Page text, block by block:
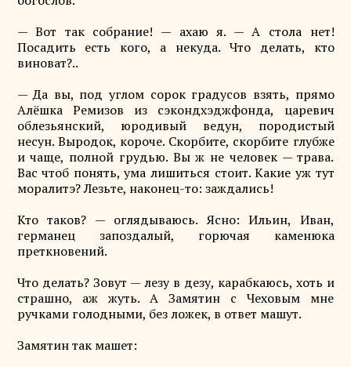
— Вот так собрание! — ахаю я. — А стола нет!
Посадить есть кого, а некуда. Что делать, кто
виноват?..
— Да вы, под углом сорок градусов взять, прямо
Алёшка Ремизов из сэкондхэджфонда, царевич
облезьянский, юродивый ведун, породистый
несун. Выродок, короче. Скорбите, скорбите глубже
и чаще, полной грудью. Вы ж не человек — трава.
Вас чтоб понять, ума лишиться стоит. Какие уж тут
моралитэ? Лезьте, наконец-то: заждались!
Кто таков? — оглядываюсь. Ясно: Ильин, Иван,
германец запоздалый, горючая каменюка
преткновений.
Что делать? Зовут — лезу в дезу, карабкаюсь, хоть и
страшно, аж жуть. А Замятин с Чеховым мне
ручками голодными, без ложек, в ответ машут.
Замятин так машет: